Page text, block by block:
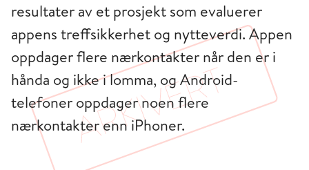
resultater av et prosjekt som evaluerer
appens treffsikkerhet og nytteverdi. Appen
oppdager flere nærkontakter når den er i
hånda og ikke i lomma, og Android-
telefoner oppdager noen flere
nærkontakter enn iPhoner.